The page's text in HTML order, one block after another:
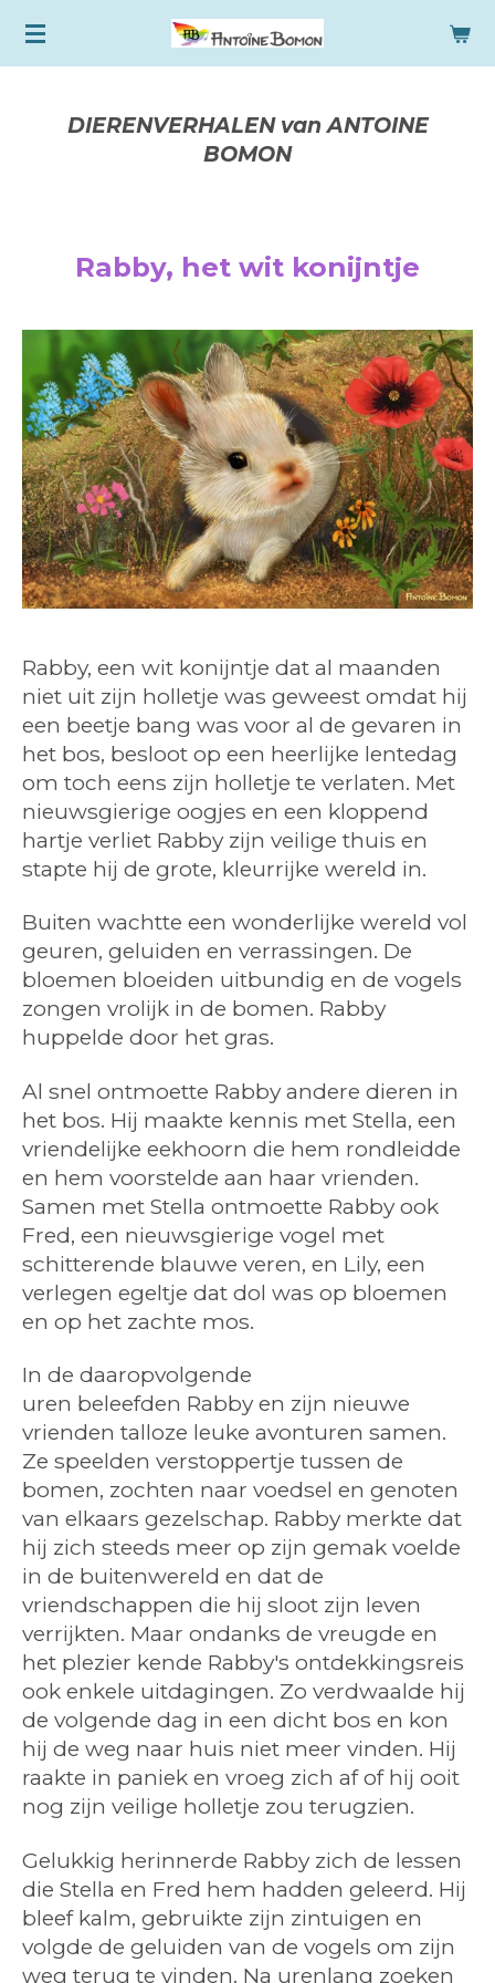
Ga
DIERENVERHALEN van ANTOINE
BOMON
Rabby, het wit konijntje
Rabby, een wit konijntje dat al maanden
niet uit zijn holletje was geweest omdat hij
een beetje bang was voor al de gevaren in
het bos, besloot op een heerlijke lentedag
om toch eens zijn holletje te verlaten. Met
nieuwsgierige oogjes en een kloppend
hartje verliet Rabby zijn veilige thuis en
stapte hij de grote, kleurrijke wereld in.
Buiten wachtte een wonderlijke wereld vol
geuren, geluiden en verrassingen. De
bloemen bloeiden uitbundig en de vogels
zongen vrolijk in de bomen. Rabby
huppelde door het gras.
Al snel ontmoette Rabby andere dieren in
het bos. Hij maakte kennis met Stella, een
vriendelijke eekhoorn die hem rondleidde
en hem voorstelde aan haar vrienden.
Samen met Stella ontmoette Rabby ook
Fred, een nieuwsgierige vogel met
schitterende blauwe veren, en Lily, een
verlegen egeltje dat dol was op bloemen
en op het zachte mos.
In de daaropvolgende
uren beleefden Rabby en zijn nieuwe
vrienden talloze leuke avonturen samen.
Ze speelden verstoppertje tussen de
bomen, zochten naar voedsel en genoten
van elkaars gezelschap. Rabby merkte dat
hij zich steeds meer op zijn gemak voelde
in de buitenwereld en dat de
vriendschappen die hij sloot zijn leven
verrijkten. Maar ondanks de vreugde en
het plezier kende Rabby's ontdekkingsreis
ook enkele uitdagingen. Zo verdwaalde hij
de volgende dag in een dicht bos en kon
hij de weg naar huis niet meer vinden. Hij
raakte in paniek en vroeg zich af of hij ooit
nog zijn veilige holletje zou terugzien.
Gelukkig herinnerde Rabby zich de lessen
die Stella en Fred hem hadden geleerd. Hij
bleef kalm, gebruikte zijn zintuigen en
volgde de geluiden van de vogels om zijn
weg terug te vinden. Na urenlang zoeken